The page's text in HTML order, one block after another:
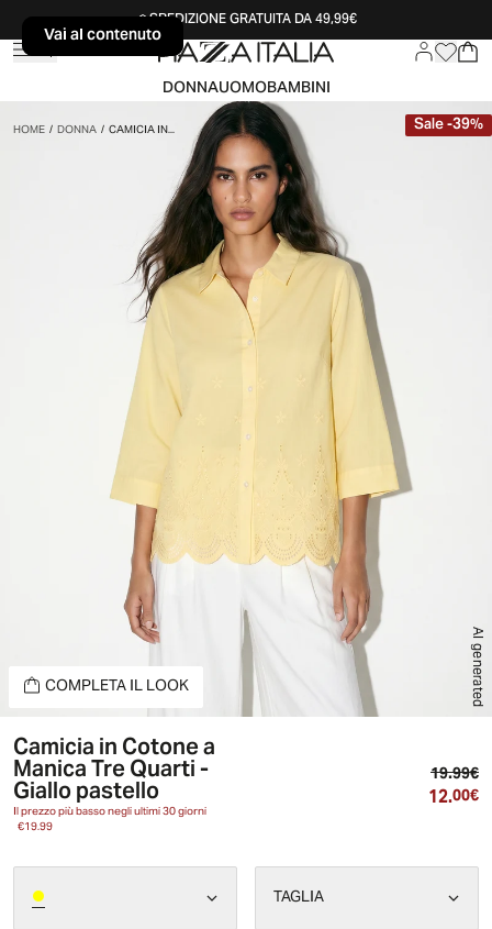
Vai al contenutoSPEDIZIONE GRATUITA DA 49,99€
DONNAUOMOBAMBINI
HOME/DONNA/CAMICIA IN...
AI generated
COMPLETA IL LOOK
Sale-39%
Camicia in Cotone a
Manica Tre Quarti -
Giallo pastello
Il prezzo più basso negli ultimi 30 giorni
€19.99
19.99€
12.00€
TAGLIA
Vai al contenuto